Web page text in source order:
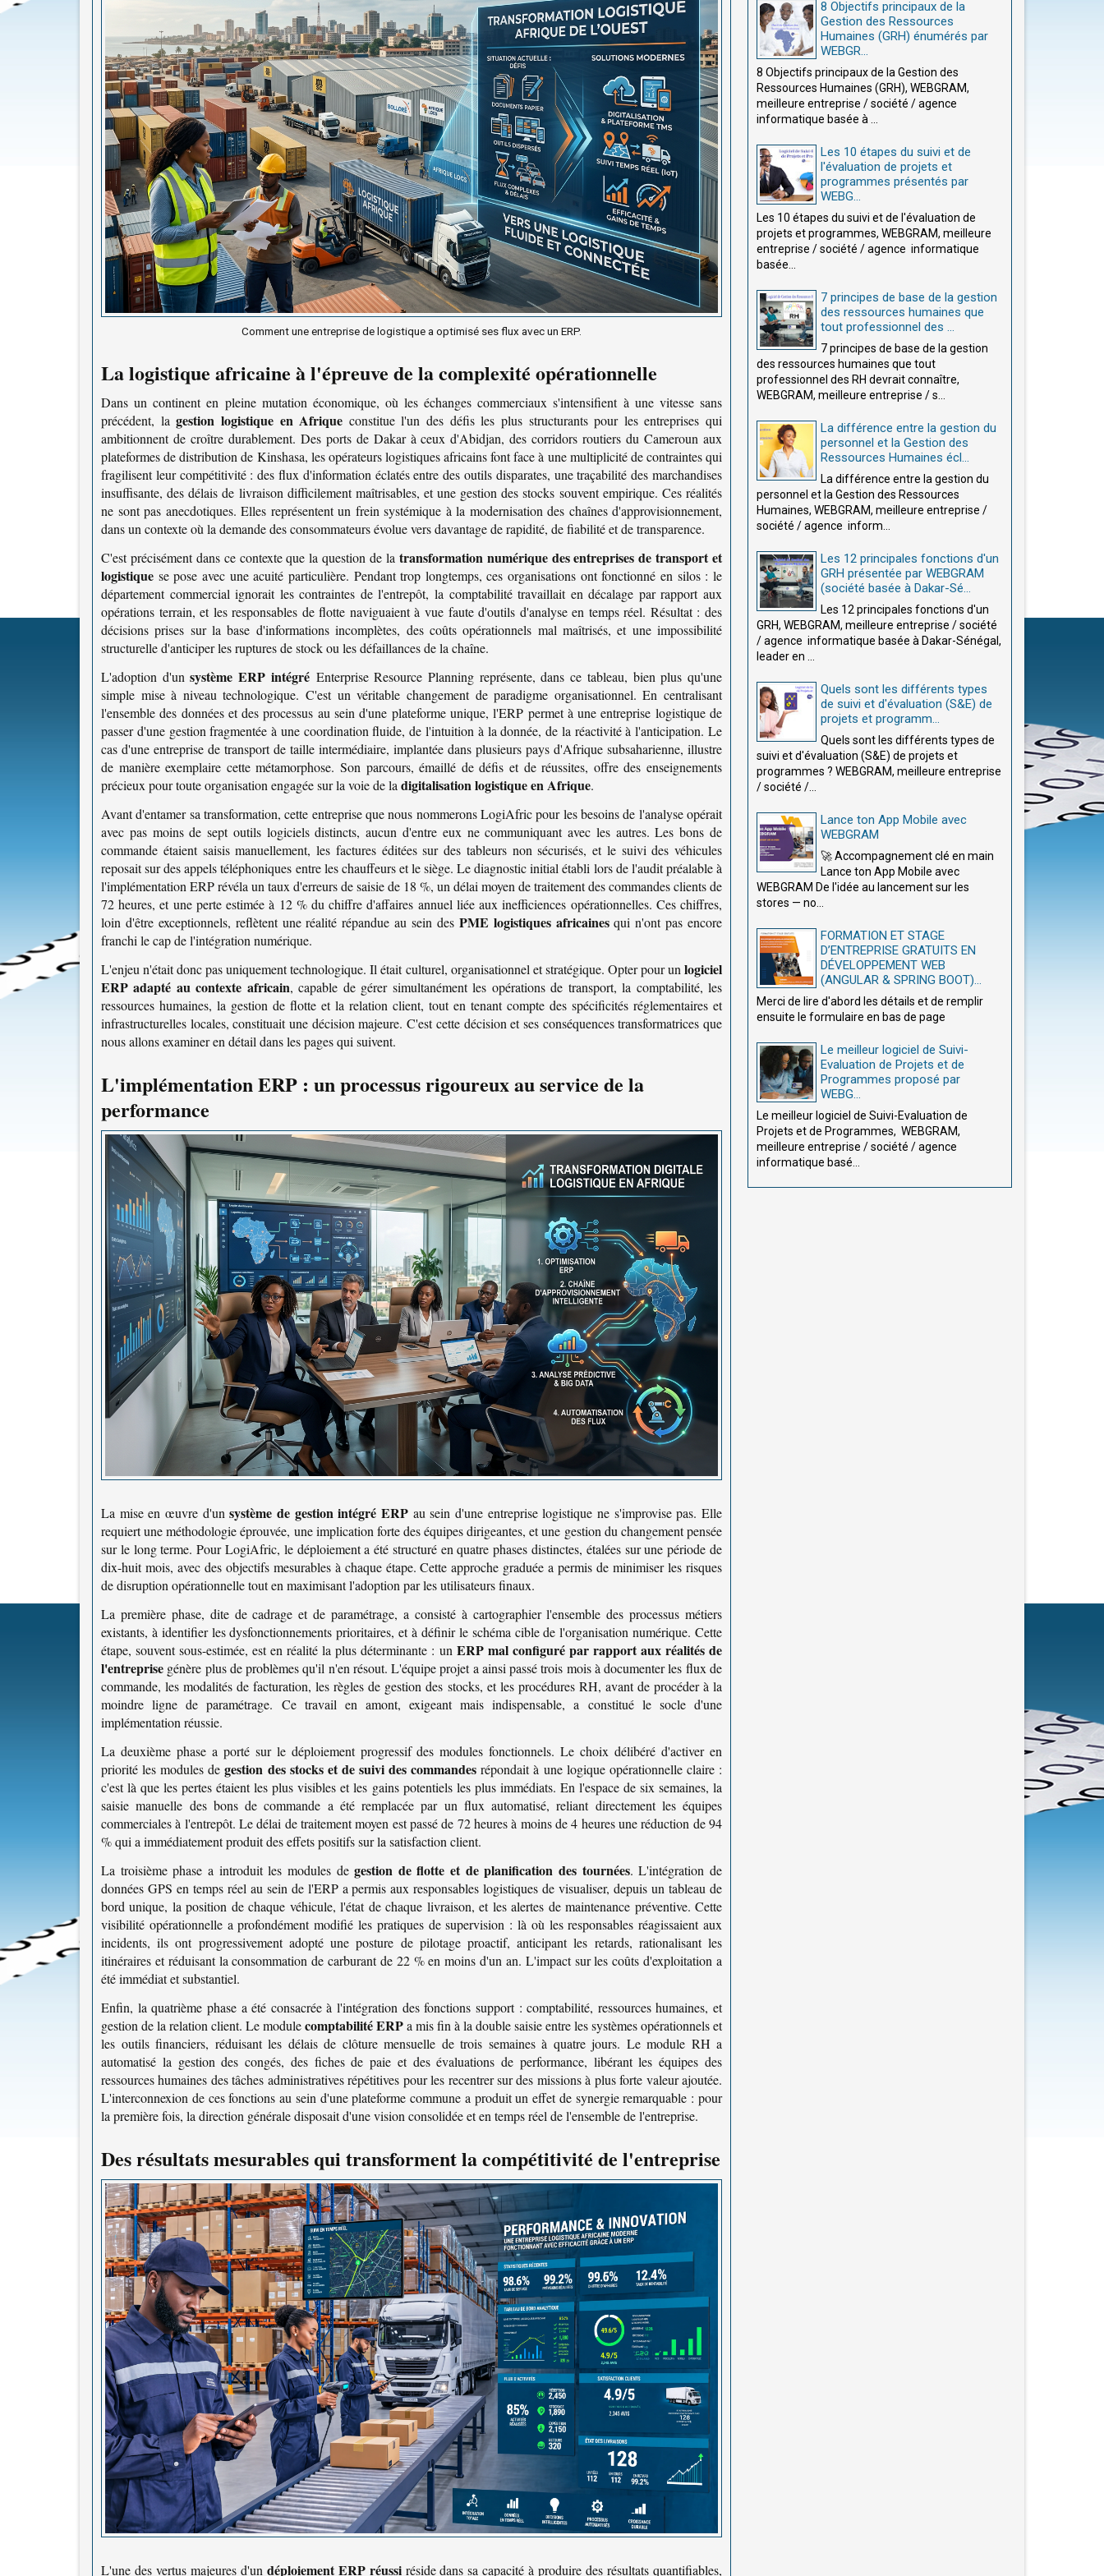
Comment une entreprise de logistique a optimisé ses flux avec un ERP.
Article : Comment une entreprise de logistique a optimisé ses flux avec un ERP — SmartERP par WEBGRA
La logistique africaine à l'épreuve de la complexité opérationnelle
Dans un continent en pleine mutation économique, où les échanges commerciaux s'intensifient à une vitesse sans
précédent, lagestion logistique en Afrique constitue l'un des défis les plus structurants pour les entreprises qui
ambitionnent de croître durablement. Des ports de Dakar à ceux d'Abidjan, des corridors routiers du Cameroun aux
plateformes de distribution de Kinshasa, les opérateurs logistiques africains font face à une multiplicité de contraintes qui
fragilisent leur compétitivité : des flux d'information éclatés entre des outils disparates, une traçabilité des marchandises
insuffisante, des délais de livraison difficilement maîtrisables, et une gestion des stocks souvent empirique. Ces réalités
ne sont pas anecdotiques. Elles représentent un frein systémique à la modernisation des chaînes d'approvisionnement,
dans un contexte où la demande des consommateurs évolue vers davantage de rapidité, de fiabilité et de transparence.
C'est précisément dans ce contexte que la question de la transformation numérique des entreprises de transport et
logistique se pose avec une acuité particulière. Pendant trop longtemps, ces organisations ont fonctionné en silos : le
département commercial ignorait les contraintes de l'entrepôt, la comptabilité travaillait en décalage par rapport aux
opérations terrain, et les responsables de flotte naviguaient à vue faute d'outils d'analyse en temps réel. Résultat : des
décisions prises sur la base d'informations incomplètes, des coûts opérationnels mal maîtrisés, et une impossibilité
structurelle d'anticiper les ruptures de stock ou les défaillances de la chaîne.
L'adoption d'unsystème ERP intégréEnterprise Resource Planning représente, dans ce tableau, bien plus qu'une
simple mise à niveau technologique. C'est un véritable changement de paradigme organisationnel. En centralisant
l'ensemble des données et des processus au sein d'une plateforme unique, l'ERP permet à une entreprise logistique de
passer d'une gestion fragmentée à une coordination fluide, de l'intuition à la donnée, de la réactivité à l'anticipation. Le
cas d'une entreprise de transport de taille intermédiaire, implantée dans plusieurs pays d'Afrique subsaharienne, illustre
de manière exemplaire cette métamorphose. Son parcours, émaillé de défis et de réussites, offre des enseignements
précieux pour toute organisation engagée sur la voie de la digitalisation logistique en Afrique.
Avant d'entamer sa transformation, cette entreprise que nous nommerons LogiAfric pour les besoins de l'analyse opérait
avec pas moins de sept outils logiciels distincts, aucun d'entre eux ne communiquant avec les autres. Les bons de
commande étaient saisis manuellement, les factures éditées sur des tableurs non sécurisés, et le suivi des véhicules
reposait sur des appels téléphoniques entre les chauffeurs et le siège. Le diagnostic initial établi lors de l'audit préalable à
l'implémentation ERP révéla un taux d'erreurs de saisie de 18 %, un délai moyen de traitement des commandes clients de
72 heures, et une perte estimée à 12 % du chiffre d'affaires annuel liée aux inefficiences opérationnelles. Ces chiffres,
loin d'être exceptionnels, reflètent une réalité répandue au sein des PME logistiques africainesqui n'ont pas encore
franchi le cap de l'intégration numérique.
L'enjeu n'était donc pas uniquement technologique. Il était culturel, organisationnel et stratégique. Opter pour un logiciel
ERP adapté au contexte africain, capable de gérer simultanément les opérations de transport, la comptabilité, les
ressources humaines, la gestion de flotte et la relation client, tout en tenant compte des spécificités réglementaires et
infrastructurelles locales, constituait une décision majeure. C'est cette décision et ses conséquences transformatrices que
nous allons examiner en détail dans les pages qui suivent.
L'implémentation ERP : un processus rigoureux au service de la
performance
La mise en œuvre d'unsystème de gestion intégré ERP au sein d'une entreprise logistique ne s'improvise pas. Elle
requiert une méthodologie éprouvée, une implication forte des équipes dirigeantes, et une gestion du changement pensée
sur le long terme. Pour LogiAfric, le déploiement a été structuré en quatre phases distinctes, étalées sur une période de
dix-huit mois, avec des objectifs mesurables à chaque étape. Cette approche graduée a permis de minimiser les risques
de disruption opérationnelle tout en maximisant l'adoption par les utilisateurs finaux.
La première phase, dite de cadrage et de paramétrage, a consisté à cartographier l'ensemble des processus métiers
existants, à identifier les dysfonctionnements prioritaires, et à définir le schéma cible de l'organisation numérique. Cette
étape, souvent sous-estimée, est en réalité la plus déterminante : un ERP mal configuré par rapport aux réalités de
l'entreprise génère plus de problèmes qu'il n'en résout. L'équipe projet a ainsi passé trois mois à documenter les flux de
commande, les modalités de facturation, les règles de gestion des stocks, et les procédures RH, avant de procéder à la
moindre ligne de paramétrage. Ce travail en amont, exigeant mais indispensable, a constitué le socle d'une
implémentation réussie.
La deuxième phase a porté sur le déploiement progressif des modules fonctionnels. Le choix délibéré d'activer en
priorité les modules degestion des stocks et de suivi des commandes répondait à une logique opérationnelle claire :
c'est là que les pertes étaient les plus visibles et les gains potentiels les plus immédiats. En l'espace de six semaines, la
saisie manuelle des bons de commande a été remplacée par un flux automatisé, reliant directement les équipes
commerciales à l'entrepôt. Le délai de traitement moyen est passé de 72 heures à moins de 4 heures une réduction de 94
% qui a immédiatement produit des effets positifs sur la satisfaction client.
La troisième phase a introduit les modules degestion de flotte et de planification des tournées. L'intégration de
données GPS en temps réel au sein de l'ERP a permis aux responsables logistiques de visualiser, depuis un tableau de
bord unique, la position de chaque véhicule, l'état de chaque livraison, et les alertes de maintenance préventive. Cette
visibilité opérationnelle a profondément modifié les pratiques de supervision : là où les responsables réagissaient aux
incidents, ils ont progressivement adopté une posture de pilotage proactif, anticipant les retards, rationalisant les
itinéraires et réduisant la consommation de carburant de 22 % en moins d'un an. L'impact sur les coûts d'exploitation a
été immédiat et substantiel.
Enfin, la quatrième phase a été consacrée à l'intégration des fonctions support : comptabilité, ressources humaines, et
gestion de la relation client. Le modulecomptabilité ERPa mis fin à la double saisie entre les systèmes opérationnels et
les outils financiers, réduisant les délais de clôture mensuelle de trois semaines à quatre jours. Le module RH a
automatisé la gestion des congés, des fiches de paie et des évaluations de performance, libérant les équipes des
ressources humaines des tâches administratives répétitives pour les recentrer sur des missions à plus forte valeur ajoutée.
L'interconnexion de ces fonctions au sein d'une plateforme commune a produit un effet de synergie remarquable : pour
la première fois, la direction générale disposait d'une vision consolidée et en temps réel de l'ensemble de l'entreprise.
Des résultats mesurables qui transforment la compétitivité de l'entreprise
L'une des vertus majeures d'un déploiement ERP réussiréside dans sa capacité à produire des résultats quantifiables,
8 Objectifs principaux de la
Gestion des Ressources
Humaines (GRH) énumérés par
WEBGR...
8 Objectifs principaux de la Gestion des
Ressources Humaines (GRH), WEBGRAM,
meilleure entreprise / société / agence
informatique basée à ...
Les 10 étapes du suivi et de
l'évaluation de projets et
programmes présentés par
WEBG...
Les 10 étapes du suivi et de l'évaluation de
projets et programmes, WEBGRAM, meilleure
entreprise / société / agence informatique
basée...
7 principes de base de la gestion
des ressources humaines que
tout professionnel des ...
7 principes de base de la gestion
des ressources humaines que tout
professionnel des RH devrait connaître,
WEBGRAM, meilleure entreprise / s...
La différence entre la gestion du
personnel et la Gestion des
Ressources Humaines écl...
La différence entre la gestion du
personnel et la Gestion des Ressources
Humaines, WEBGRAM, meilleure entreprise /
société / agence inform...
Les 12 principales fonctions d'un
GRH présentée par WEBGRAM
(société basée à Dakar-Sé...
Les 12 principales fonctions d'un
GRH, WEBGRAM, meilleure entreprise / société
/ agence informatique basée à Dakar-Sénégal,
leader en ...
Quels sont les différents types
de suivi et d'évaluation (S&E) de
projets et programm...
Quels sont les différents types de
suivi et d'évaluation (S&E) de projets et
programmes ? WEBGRAM, meilleure entreprise
/ société /...
Lance ton App Mobile avec
WEBGRAM
🚀 Accompagnement clé en main
Lance ton App Mobile avec
WEBGRAM De l'idée au lancement sur les
stores — no...
FORMATION ET STAGE
D’ENTREPRISE GRATUITS EN
DÉVELOPPEMENT WEB
(ANGULAR & SPRING BOOT)...
Merci de lire d'abord les détails et de remplir
ensuite le formulaire en bas de page
Le meilleur logiciel de Suivi-
Evaluation de Projets et de
Programmes proposé par
WEBG...
Le meilleur logiciel de Suivi-Evaluation de
Projets et de Programmes, WEBGRAM,
meilleure entreprise / société / agence
informatique basé...